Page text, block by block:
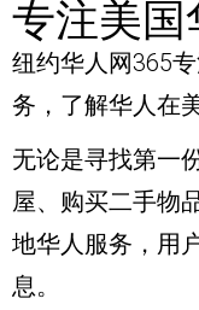
专注美
纽约华人网365
务，了解华人在
无论是寻找第一
屋、购买二手物
地华人服务，用
息。